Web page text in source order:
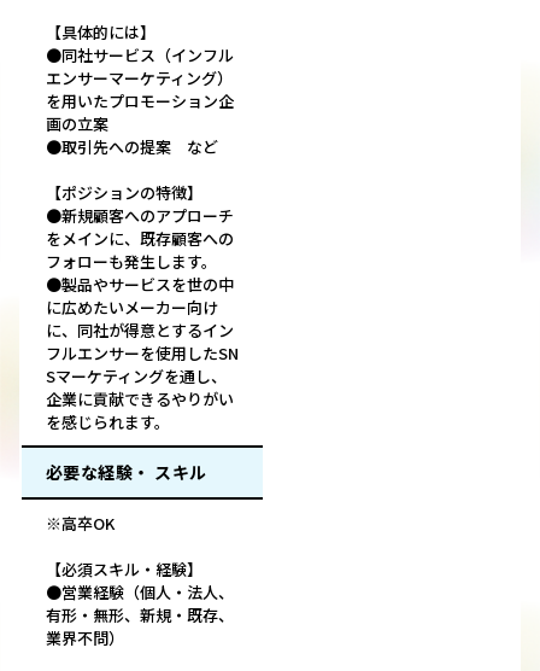
【具体的には】
●同社サービス（インフル
エンサーマーケティング）
を用いたプロモーション企
画の立案
●取引先への提案 など
【ポジションの特徴】
●新規顧客へのアプローチ
をメインに、既存顧客への
フォローも発生します。
●製品やサービスを世の中
に広めたいメーカー向け
に、同社が得意とするイン
フルエンサーを使用したSN
Sマーケティングを通し、
企業に貢献できるやりがい
を感じられます。
必要な経験・ スキル
※高卒OK
【必須スキル・経験】
●営業経験（個人・法人、
有形・無形、新規・既存、
業界不問）